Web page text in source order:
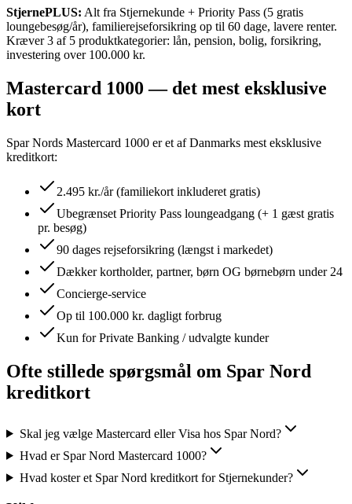
StjernePLUS: Alt fra Stjernekunde + Priority Pass (5 gratis
loungebesøg/år), familierejseforsikring op til 60 dage, lavere renter.
Kræver 3 af 5 produktkategorier: lån, pension, bolig, forsikring,
investering over 100.000 kr.
Mastercard 1000 — det mest eksklusive
kort
Spar Nords Mastercard 1000 er et af Danmarks mest eksklusive
kreditkort:
2.495 kr./år (familiekort inkluderet gratis)
Ubegrænset Priority Pass loungeadgang (+ 1 gæst gratis
pr. besøg)
90 dages rejseforsikring (længst i markedet)
Dækker kortholder, partner, børn OG børnebørn under 24
Concierge-service
Op til 100.000 kr. dagligt forbrug
Kun for Private Banking / udvalgte kunder
Ofte stillede spørgsmål om Spar Nord
kreditkort
Skal jeg vælge Mastercard eller Visa hos Spar Nord?
Hvad er Spar Nord Mastercard 1000?
Hvad koster et Spar Nord kreditkort for Stjernekunder?